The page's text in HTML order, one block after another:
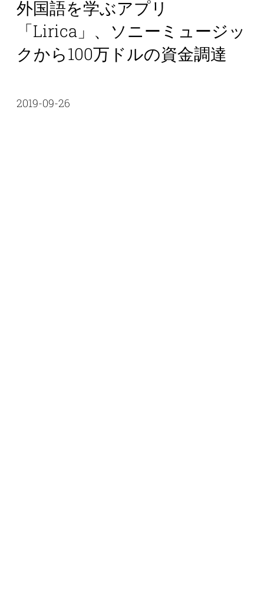
外国語を学ぶアプリ
「Lirica」、ソニーミュージッ
クから100万ドルの資金調達
2019-09-26